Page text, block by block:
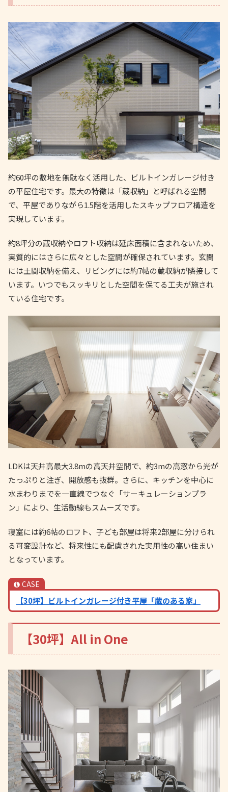
約60坪の敷地を無駄なく活用した、ビルトインガレージ付き
の平屋住宅です。最大の特徴は「蔵収納」と呼ばれる空間
で、平屋でありながら1.5階を活用したスキップフロア構造を
実現しています。
約8坪分の蔵収納やロフト収納は延床面積に含まれないため、
実質的にはさらに広々とした空間が確保されています。玄関
には土間収納を備え、リビングには約7帖の蔵収納が隣接して
います。いつでもスッキリとした空間を保てる工夫が施され
ている住宅です。
LDKは天井高最大3.8mの高天井空間で、約3mの高窓から光が
たっぷりと注ぎ、開放感も抜群。さらに、キッチンを中心に
水まわりまでを一直線でつなぐ「サーキュレーションプラ
ン」により、生活動線もスムーズです。
寝室には約6帖のロフト、子ども部屋は将来2部屋に分けられ
る可変設計など、将来性にも配慮された実用性の高い住まい
となっています。
CASE
【30坪】ビルトインガレージ付き平屋「蔵のある家」
【30坪】All in One